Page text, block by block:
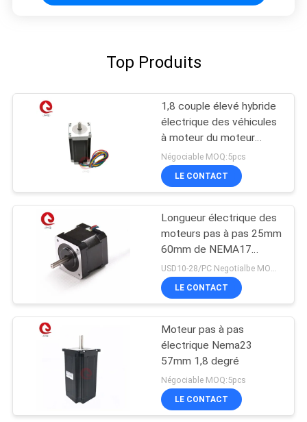
Top Produits
1,8 couple élevé hybride
électrique des véhicules
à moteur du moteur
d'étape du degré
500VAC 82mm
Négociable MOQ:5pcs
LE CONTACT
Longueur électrique des
moteurs pas à pas 25mm
60mm de NEMA17
42mm 1.8deg 2PH pour
l'imprimante 3D
LE CONTACT
Moteur pas à pas
électrique Nema23
57mm 1,8 degré
Négociable MOQ:5pcs
LE CONTACT